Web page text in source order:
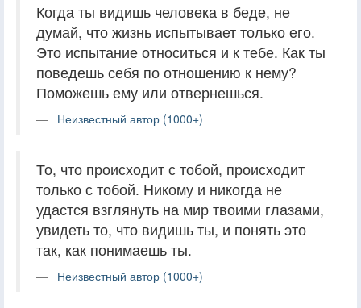
Когда ты видишь человека в беде, не
думай, что жизнь испытывает только его.
Это испытание относиться и к тебе. Как ты
поведешь себя по отношению к нему?
Поможешь ему или отвернешься.
Неизвестный автор (1000+)
То, что происходит с тобой, происходит
только с тобой. Никому и никогда не
удастся взглянуть на мир твоими глазами,
увидеть то, что видишь ты, и понять это
так, как понимаешь ты.
Неизвестный автор (1000+)